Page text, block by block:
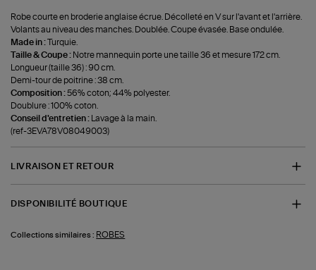
Robe courte en broderie anglaise écrue. Décolleté en V sur l'avant et l'arrière.
Volants au niveau des manches. Doublée. Coupe évasée. Base ondulée.
Made in :Turquie.
Taille & Coupe : Notre mannequin porte une taille 36 et mesure 172 cm.
Longueur (taille 36) : 90 cm.
Demi-tour de poitrine : 38 cm.
Composition :56% coton; 44% polyester.
Doublure : 100% coton.
Conseil d'entretien :
Lavage à la main.
(ref-3EVA78V08049003)
LIVRAISON ET RETOUR
DISPONIBILITÉ BOUTIQUE
Collections similaires : ROBES